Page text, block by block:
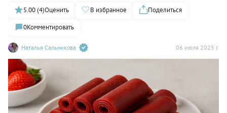
Наталья Сальникова 06 июля 2025 г.
5.00 (4)Оценить В избранное
Поделиться
0Комментировать